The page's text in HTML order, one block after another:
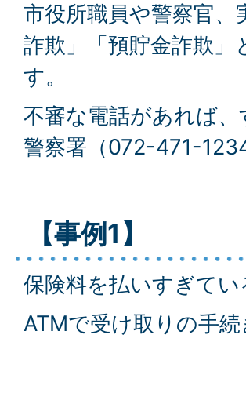
市役所職員や警察官
詐欺」「預貯金詐欺
す。
不審な電話があれば
警察署（072-471-
【事例1】
保険料を払いすぎて
ATMで受け取りの手